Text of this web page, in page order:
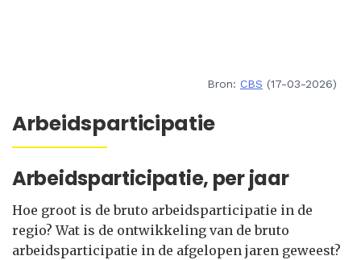
Bron: CBS (17-03-2026)
Arbeidsparticipatie
Arbeidsparticipatie, per jaar
Hoe groot is de bruto arbeidsparticipatie in de
regio? Wat is de ontwikkeling van de bruto
arbeidsparticipatie in de afgelopen jaren geweest?